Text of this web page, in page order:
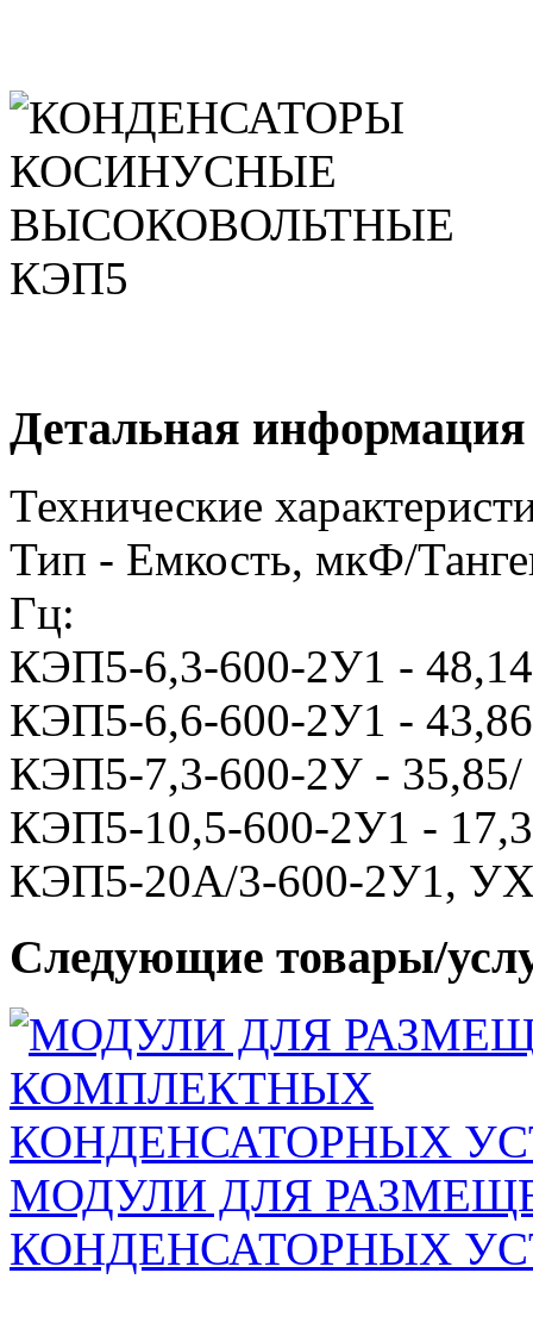
Детальная информация
Технические
Тип - Емкость, мкФ/
Гц:
КЭП5-6,3-600-2У1 -
КЭП5-6,6-600-2У1 -
КЭП5-7,3-600-2У - 35,85/
КЭП5-10,5-600-2У1 -
КЭП5-20А/3-600-2У1,
Следующие товары/
МОДУЛИ ДЛЯ
КОНДЕНСАТОРНЫХ